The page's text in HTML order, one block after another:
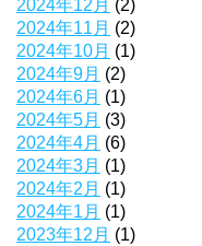
2024年12月 (2)
2024年11月 (2)
2024年10月 (1)
2024年9月 (2)
2024年6月 (1)
2024年5月 (3)
2024年4月 (6)
2024年3月 (1)
2024年2月 (1)
2024年1月 (1)
2023年12月 (1)